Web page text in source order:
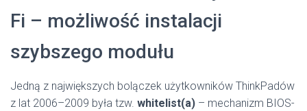
Fi – możliwość instalacji
szybszego modułu
Jedną z największych bolączek użytkowników ThinkPadów
z lat 2006–2009 była tzw. whitelist(a) – mechanizm BIOS-